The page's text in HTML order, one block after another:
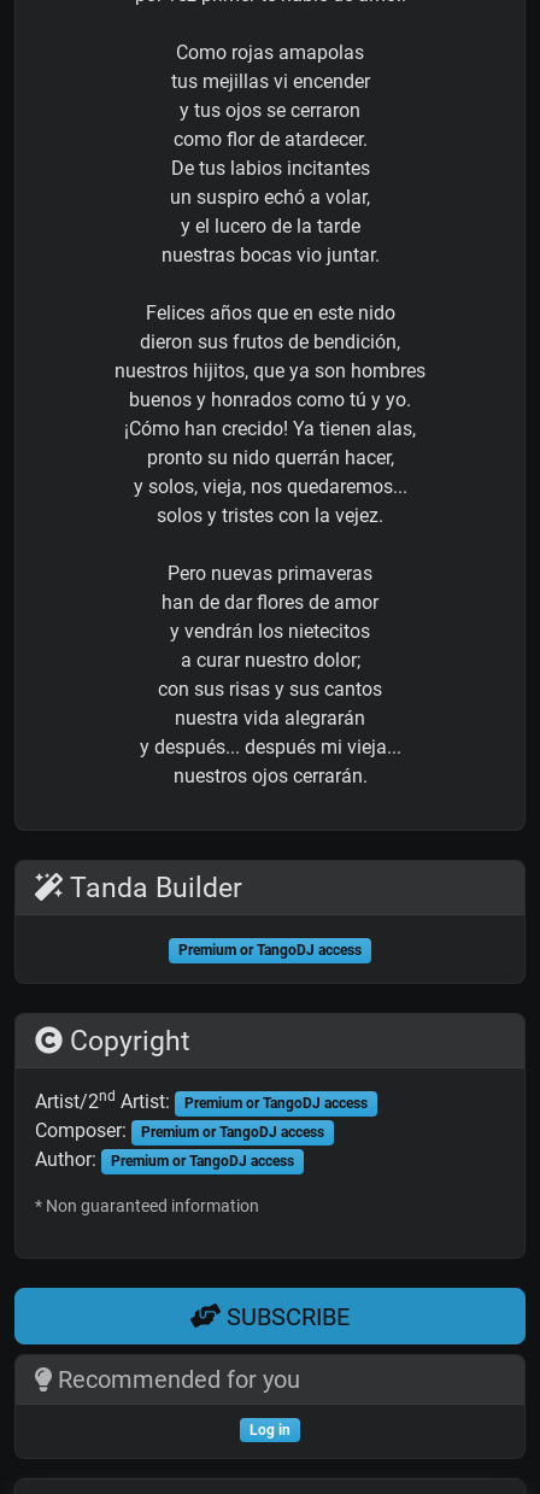
Como rojas amapolas
tus mejillas vi encender
y tus ojos se cerraron
como flor de atardecer.
De tus labios incitantes
un suspiro echó a volar,
y el lucero de la tarde
nuestras bocas vio juntar.
Felices años que en este nido
dieron sus frutos de bendición,
nuestros hijitos, que ya son hombres
buenos y honrados como tú y yo.
¡Cómo han crecido! Ya tienen alas,
pronto su nido querrán hacer,
y solos, vieja, nos quedaremos...
solos y tristes con la vejez.
Pero nuevas primaveras
han de dar flores de amor
y vendrán los nietecitos
a curar nuestro dolor;
con sus risas y sus cantos
nuestra vida alegrarán
y después... después mi vieja...
nuestros ojos cerrarán.
Tanda Builder
Premium or TangoDJ access
Copyright
Artist/2nd Artist: Premium or TangoDJ access
Composer: Premium or TangoDJ access
Author: Premium or TangoDJ access
* Non guaranteed information
SUBSCRIBE
Recommended for you
Log in